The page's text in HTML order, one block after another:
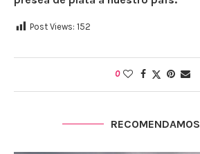
Post Views: 152
0
RECOMENDAMOS